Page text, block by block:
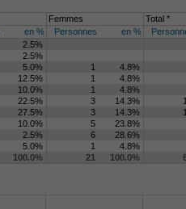
Femmes
Total *
en % Personnes en %
2.5%
2.5%
5.0% 1
4.8%
12.5% 1
4.8%
10.0% 1
4.8%
22.5% 3 14.3%
27.5% 3 14.3%
10.0% 5
23.8%
2.5% 6
28.6%
5.0% 1
4.8%
100.0% 21 100.0%